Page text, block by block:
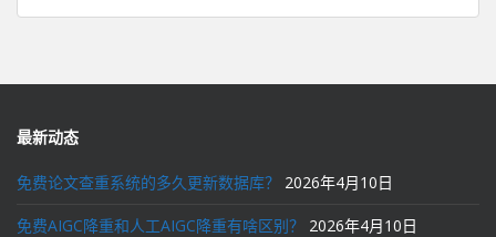
最新动态
免费论文查重系统的多久更新数据库？ 2026年4月10日
免费AIGC降重和人工AIGC降重有啥区别？ 2026年4月10日